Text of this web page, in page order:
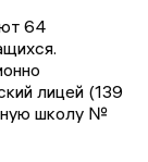
64
лицей (139
школу №